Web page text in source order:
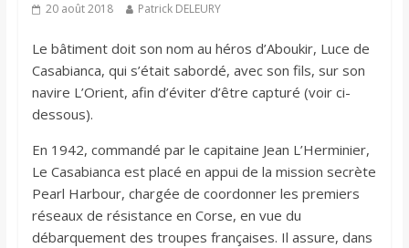
20 août 2018 Patrick DELEURY
Le bâtiment doit son nom au héros d’Aboukir, Luce de
Casabianca, qui s’était sabordé, avec son fils, sur son
navire L’Orient, afin d’éviter d’être capturé (voir ci-
dessous).
En 1942, commandé par le capitaine Jean L’Herminier,
Le Casabianca est placé en appui de la mission secrète
Pearl Harbour, chargée de coordonner les premiers
réseaux de résistance en Corse, en vue du
débarquement des troupes françaises. Il assure, dans